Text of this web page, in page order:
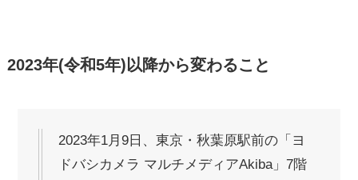
2023年(令和5年)以降から変わること
2023年1月9日、東京・秋葉原駅前の「ヨ
ドバシカメラ マルチメディアAkiba」7階